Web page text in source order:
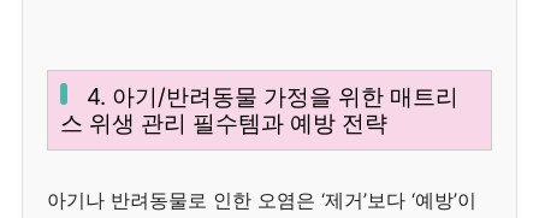
4. 아기/반려동물 가정을 위한 매트리
스 위생 관리 필수템과 예방 전략
아기나 반려동물로 인한 오염은 ‘제거’보다 ‘예방’이